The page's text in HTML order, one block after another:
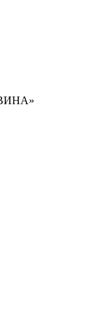
ВИНА»